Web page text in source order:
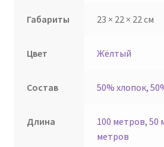
Габариты 23 × 22 × 22 см
Цвет Жёлтый
Состав 50% хлопок,
Длина 100 метров,50
метров